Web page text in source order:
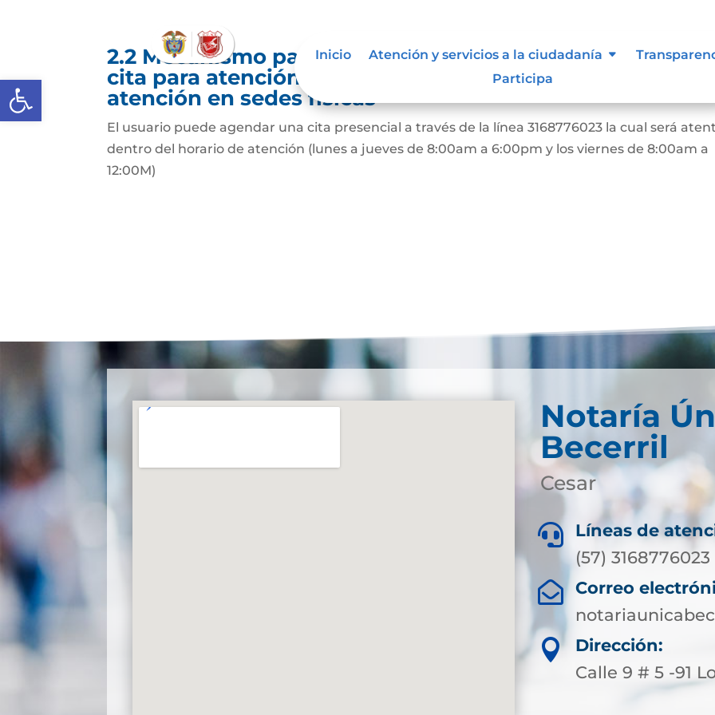
Abrir barra de herramientas
Inicio Atención y servicios a la ciudadanía
Participa
2.2 Mecanismo para que el usuario pueda agendar una
cita para atención presencial e indicar los horarios de
atención en sedes físicas
El usuario puede agendar una cita presencial a través de la línea 3168776023 la cual será
dentro del horario de atención (lunes a jueves de 8:00am a 6:00pm y los viernes de 8:00am a
12:00M)
Notaría
Becerril
Cesar

Líneas de
(57) 3168776023

Correo

Dirección:
Calle 9 # 5 -91